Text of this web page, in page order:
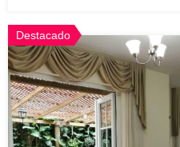
Destacado